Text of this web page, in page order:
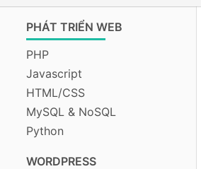
PHÁT TRIỂN WEB
PHP
Javascript
HTML/CSS
MySQL & NoSQL
Python
WORDPRESS